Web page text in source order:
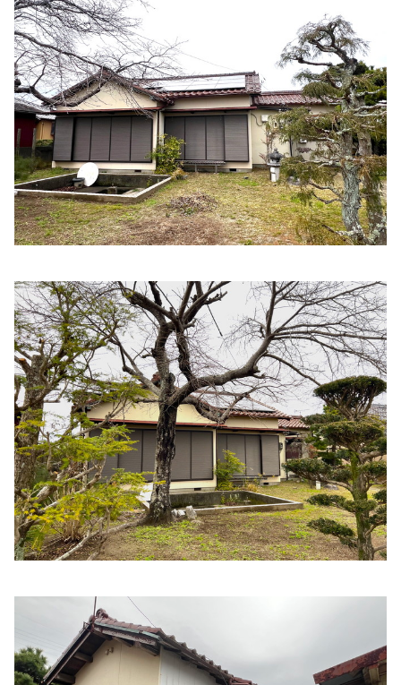
高見内科
住所:三重県伊勢市岡本１丁目４−２８ マップで見る
西山クリニック
住所:三重県伊勢市一之木２丁目１１−１８ マップで見る
伊勢民主診療所
住所:
三重県伊勢市浦口４丁目２−１３ マップで見る
河北内科
住所:三重県伊勢市小木町７４６−１ マップで見る
富沢内科
徳田ファミリークリニック
住所:三重県伊勢市倭町１３２ マップで見る
はまぐち内科クリニック
住所:三重県伊勢市上地町４２１０−３ マップで見る
なかにし整形外科
住所:三重県伊勢市上地町４２１４−１ マップで見る
助産院エンジェルスマイルモモ
住所:三重県伊勢市佐八町２０２２−１ （日曜・祝日定休
日、土曜は健診のみ。完全予約制） マップで見る
いど胃腸科クリニック
住所:三重県伊勢市一志町６−７ マップで見る
小野循環器科内科
三重県伊勢市八日市場町９−１２
山本内科クリニック